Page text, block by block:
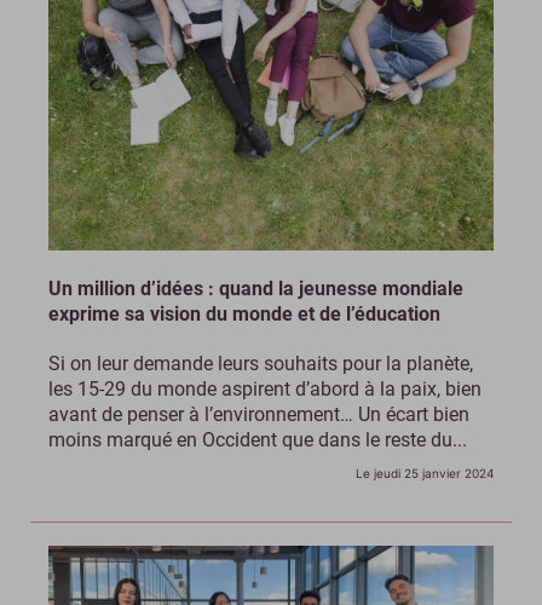
Un million d’idées : quand la jeunesse mondiale
exprime sa vision du monde et de l’éducation
Si on leur demande leurs souhaits pour la planète,
les 15-29 du monde aspirent d’abord à la paix, bien
avant de penser à l’environnement… Un écart bien
moins marqué en Occident que dans le reste du...
Le jeudi 25 janvier 2024